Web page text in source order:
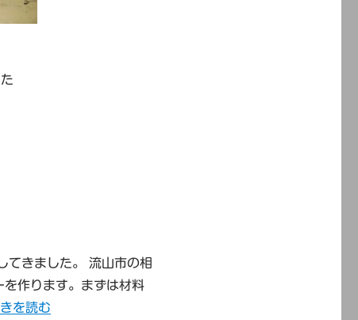
てきました。 流山市の相
作ります。まずは材料
葛飾地区の青少年相談員研修会” の
を読む